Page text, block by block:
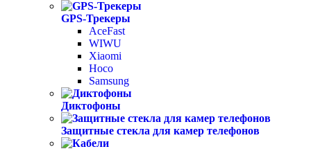
GPS-Трекеры
AceFast
WIWU
Xiaomi
Hoco
Samsung
Диктофоны
Защитные стекла для камер телефонов